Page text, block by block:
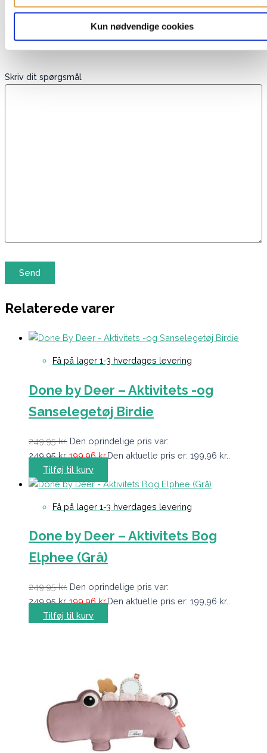
Kun nødvendige cookies
Telefon
Skriv dit spørgsmål
Relaterede varer
Få på lager 1-3 hverdages levering
Done by Deer – Aktivitets -og
Sanselegetøj Birdie
249,95kr. Den oprindelige pris var:
249,95 kr..199,96kr.Den aktuelle pris er: 199,96 kr..
Tilføj til kurv
Få på lager 1-3 hverdages levering
Done by Deer – Aktivitets Bog
Elphee (Grå)
249,95kr. Den oprindelige pris var:
249,95 kr..199,96kr.Den aktuelle pris er: 199,96 kr..
Tilføj til kurv